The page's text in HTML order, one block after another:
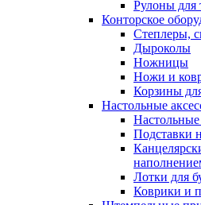
Рулоны для
Конторское
Степлеры,
Дыроколы
Ножницы
Ножи и
Корзины
Настольные
Подставки
Лотки для
Коврики и